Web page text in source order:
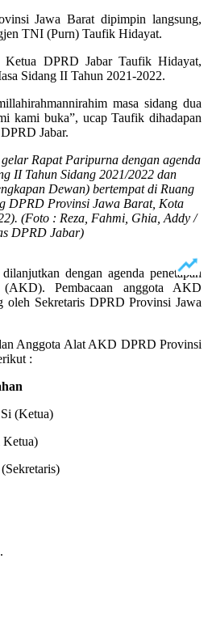
Jawa Barat dipimpin langsung,
TNI (Purn) Taufik Hidayat.
Ketua DPRD Jabar Taufik Hidayat,
Sidang II Tahun 2021-2022.
masa sidang dua
kami buka”, ucap Taufik dihadapan
Jabar.
Rapat Paripurna dengan agenda
II Tahun Sidang 2021/2022 dan
Dewan) bertempat di Ruang
DPRD Provinsi Jawa Barat, Kota
(Foto : Reza, Fahmi, Ghia, Addy /
DPRD Jabar)
dengan agenda penetapan
Pembacaan anggota AKD
oleh Sekretaris DPRD Provinsi Jawa
Anggota Alat AKD DPRD Provinsi
:
(Ketua)